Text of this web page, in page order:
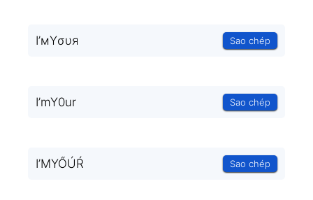
I’мYσυя Sao chép
I’mY0ur Sao chép
I’MYŐÚŔ Sao chép